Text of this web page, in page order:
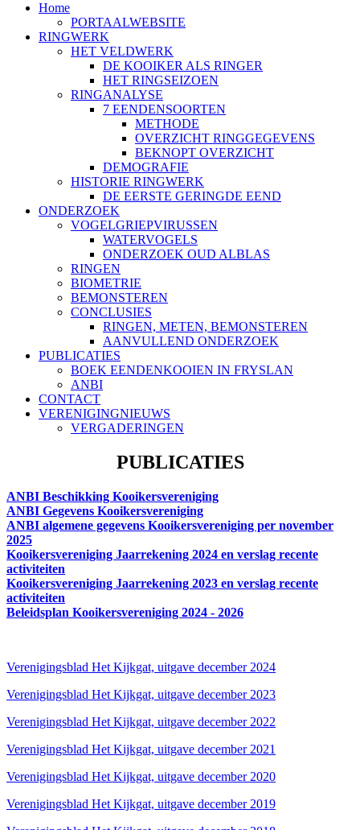
Home
PORTAALWEBSITE
RINGWERK
HET VELDWERK
DE KOOIKER ALS RINGER
HET RINGSEIZOEN
RINGANALYSE
7 EENDENSOORTEN
METHODE
OVERZICHT RINGGEGEVENS
BEKNOPT OVERZICHT
DEMOGRAFIE
HISTORIE RINGWERK
DE EERSTE GERINGDE EEND
ONDERZOEK
VOGELGRIEPVIRUSSEN
WATERVOGELS
ONDERZOEK OUD ALBLAS
RINGEN
BIOMETRIE
BEMONSTEREN
CONCLUSIES
RINGEN, METEN, BEMONSTEREN
AANVULLEND ONDERZOEK
PUBLICATIES
BOEK EENDENKOOIEN IN FRYSLAN
ANBI
CONTACT
VERENIGINGNIEUWS
VERGADERINGEN
PUBLICATIES
ANBI Beschikking Kooikersvereniging
ANBI Gegevens Kooikersvereniging
ANBI algemene gegevens Kooikersvereniging per november
2025
Kooikersvereniging Jaarrekening 2024 en verslag recente
activiteiten
Kooikersvereniging Jaarrekening 2023 en verslag recente
activiteiten
Beleidsplan Kooikersvereniging 2024 - 2026
Verenigingsblad Het Kijkgat, uitgave december 2024
Verenigingsblad Het Kijkgat, uitgave december 2023
Verenigingsblad Het Kijkgat, uitgave december 2022
Verenigingsblad Het Kijkgat, uitgave december 2021
Verenigingsblad Het Kijkgat, uitgave december 2020
Verenigingsblad Het Kijkgat, uitgave december 2019